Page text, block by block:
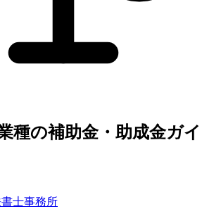
種の補助金・助成金ガイ
士事務所